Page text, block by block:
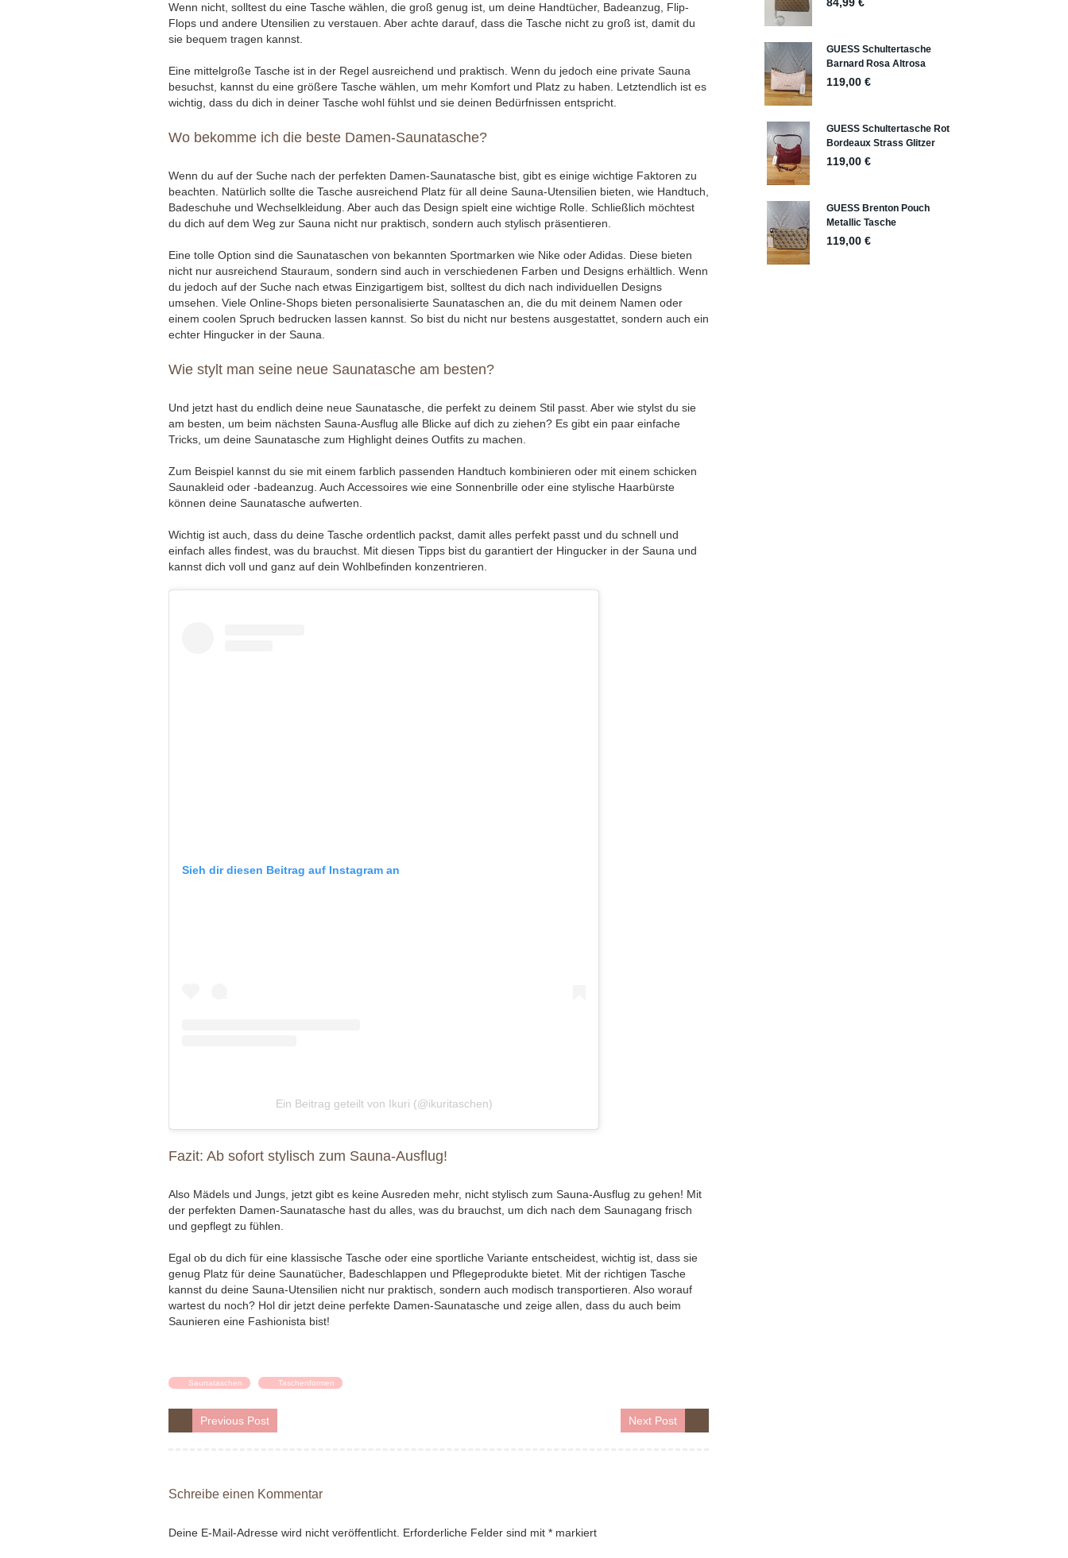
Wenn nicht, solltest du eine Tasche wählen, die groß genug ist, um deine Handtücher, Badeanzug, Flip-
Flops und andere Utensilien zu verstauen. Aber achte darauf, dass die Tasche nicht zu groß ist, damit du
sie bequem tragen kannst.
Eine mittelgroße Tasche ist in der Regel ausreichend und praktisch. Wenn du jedoch eine private Sauna
besuchst, kannst du eine größere Tasche wählen, um mehr Komfort und Platz zu haben. Letztendlich ist es
wichtig, dass du dich in deiner Tasche wohl fühlst und sie deinen Bedürfnissen entspricht.
Wo bekomme ich die beste Damen-Saunatasche?
Wenn du auf der Suche nach der perfekten Damen-Saunatasche bist, gibt es einige wichtige Faktoren zu
beachten. Natürlich sollte die Tasche ausreichend Platz für all deine Sauna-Utensilien bieten, wie Handtuch,
Badeschuhe und Wechselkleidung. Aber auch das Design spielt eine wichtige Rolle. Schließlich möchtest
du dich auf dem Weg zur Sauna nicht nur praktisch, sondern auch stylisch präsentieren.
Eine tolle Option sind die Saunataschen von bekannten Sportmarken wie Nike oder Adidas. Diese bieten
nicht nur ausreichend Stauraum, sondern sind auch in verschiedenen Farben und Designs erhältlich. Wenn
du jedoch auf der Suche nach etwas Einzigartigem bist, solltest du dich nach individuellen Designs
umsehen. Viele Online-Shops bieten personalisierte Saunataschen an, die du mit deinem Namen oder
einem coolen Spruch bedrucken lassen kannst. So bist du nicht nur bestens ausgestattet, sondern auch ein
echter Hingucker in der Sauna.
Wie stylt man seine neue Saunatasche am besten?
Und jetzt hast du endlich deine neue Saunatasche, die perfekt zu deinem Stil passt. Aber wie stylst du sie
am besten, um beim nächsten Sauna-Ausflug alle Blicke auf dich zu ziehen? Es gibt ein paar einfache
Tricks, um deine Saunatasche zum Highlight deines Outfits zu machen.
Zum Beispiel kannst du sie mit einem farblich passenden Handtuch kombinieren oder mit einem schicken
Saunakleid oder -badeanzug. Auch Accessoires wie eine Sonnenbrille oder eine stylische Haarbürste
können deine Saunatasche aufwerten.
Wichtig ist auch, dass du deine Tasche ordentlich packst, damit alles perfekt passt und du schnell und
einfach alles findest, was du brauchst. Mit diesen Tipps bist du garantiert der Hingucker in der Sauna und
kannst dich voll und ganz auf dein Wohlbefinden konzentrieren.
Sieh dir diesen Beitrag auf Instagram an
Ein Beitrag geteilt von Ikuri (@ikuritaschen)
Fazit: Ab sofort stylisch zum Sauna-Ausflug!
Also Mädels und Jungs, jetzt gibt es keine Ausreden mehr, nicht stylisch zum Sauna-Ausflug zu gehen! Mit
der perfekten Damen-Saunatasche hast du alles, was du brauchst, um dich nach dem Saunagang frisch
und gepflegt zu fühlen.
Egal ob du dich für eine klassische Tasche oder eine sportliche Variante entscheidest, wichtig ist, dass sie
genug Platz für deine Saunatücher, Badeschlappen und Pflegeprodukte bietet. Mit der richtigen Tasche
kannst du deine Sauna-Utensilien nicht nur praktisch, sondern auch modisch transportieren. Also worauf
wartest du noch? Hol dir jetzt deine perfekte Damen-Saunatasche und zeige allen, dass du auch beim
Saunieren eine Fashionista bist!
Saunataschen Taschenformen
Previous Post Next Post
Schreibe einen Kommentar
Deine E-Mail-Adresse wird nicht veröffentlicht. Erforderliche Felder sind mit * markiert